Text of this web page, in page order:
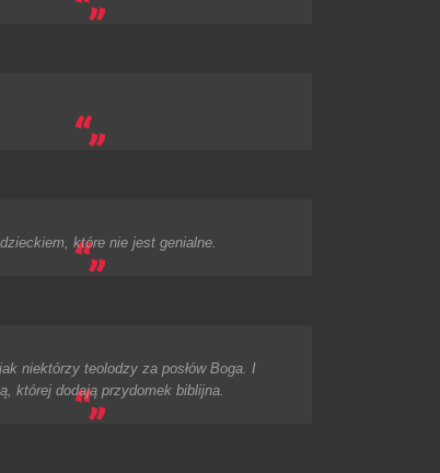
które nie jest genialne.
niektórzy teolodzy za posłów Boga. I
której dodają przydomek biblijna.